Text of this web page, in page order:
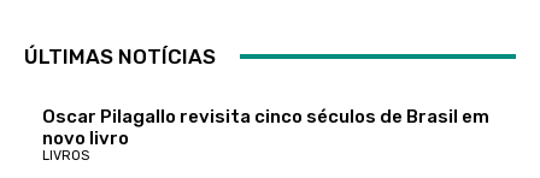
ÚLTIMAS NOTÍCIAS
Oscar Pilagallo revisita cinco séculos de Brasil em
novo livro
LIVROS